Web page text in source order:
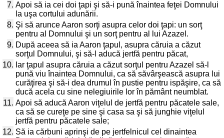
7. Apoi să ia cei doi ţapi şi să-i pună înaintea feţei Domnului
la uşa cortului adunării.
8. Şi să arunce Aaron sorţi asupra celor doi ţapi: un sorţ
pentru al Domnului şi un sorţ pentru al lui Azazel.
9. După aceea să ia Aaron ţapul, asupra căruia a căzut
sorţul Domnului, şi să-l aducă jertfă pentru păcat,
10. Iar ţapul asupra căruia a căzut sorţul pentru Azazel să-l
pună viu înaintea Domnului, ca să săvârşească asupra lui
curăţirea şi să-i dea drumul în pustie pentru ispăşire, ca să
ducă acela cu sine nelegiuirile lor în pământ neumblat.
11. Apoi să aducă Aaron viţelul de jertfă pentru păcatele sale,
ca să se cureţe pe sine şi casa sa şi să junghie viţelul
jertfă pentru păcatele sale;
12. Să ia cărbuni aprinşi de pe jertfelnicul cel dinaintea